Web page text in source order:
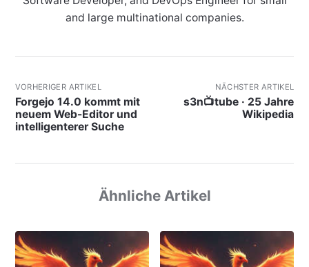
and large multinational companies.
VORHERIGER ARTIKEL
Forgejo 14.0 kommt mit
neuem Web-Editor und
intelligenterer Suche
NÄCHSTER ARTIKEL
s3n📺tube · 25 Jahre
Wikipedia
Ähnliche Artikel